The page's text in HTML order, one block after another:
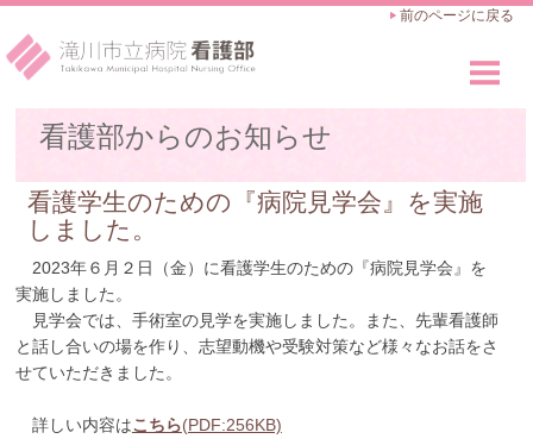
前のページに戻る
看護部のご紹介
Outline
看護師の仕事
Works
Career Advance
採用のご案内
Recruit
看護部からのお知らせ
看護学生のための『病院見学会』を実施
しました。
2023年６月２日（金）に看護学生のための『病院見学会』を
実施しました。
見学会では、手術室の見学を実施しました。また、先輩看護師
と話し合いの場を作り、志望動機や受験対策など様々なお話をさ
せていただきました。
詳しい内容はこちら(PDF:256KB)